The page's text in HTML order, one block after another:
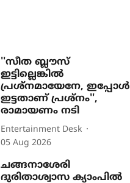
''സീത ബ്ലൗസ്
ഇട്ടില്ലെങ്കിൽ
പ്രശ്നമായേനേ, ഇപ്പോൾ
ഇട്ടതാണ് പ്രശ്നം'',
രാമായണം നടി
Entertainment Desk
05 Aug 2026
ചങ്ങനാശേരി
ദുരിതാശ്വാസ ക്യാംപിൽ